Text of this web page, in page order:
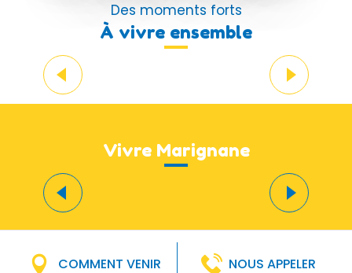
Des moments forts
À vivre ensemble
Vivre Marignane
Marignane aéronautique
COMMENT VENIR NOUS APPELER